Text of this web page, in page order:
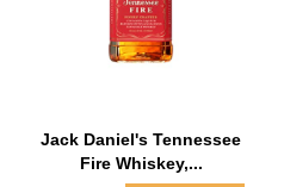
Jack Daniel's Tennessee
Fire Whiskey,...